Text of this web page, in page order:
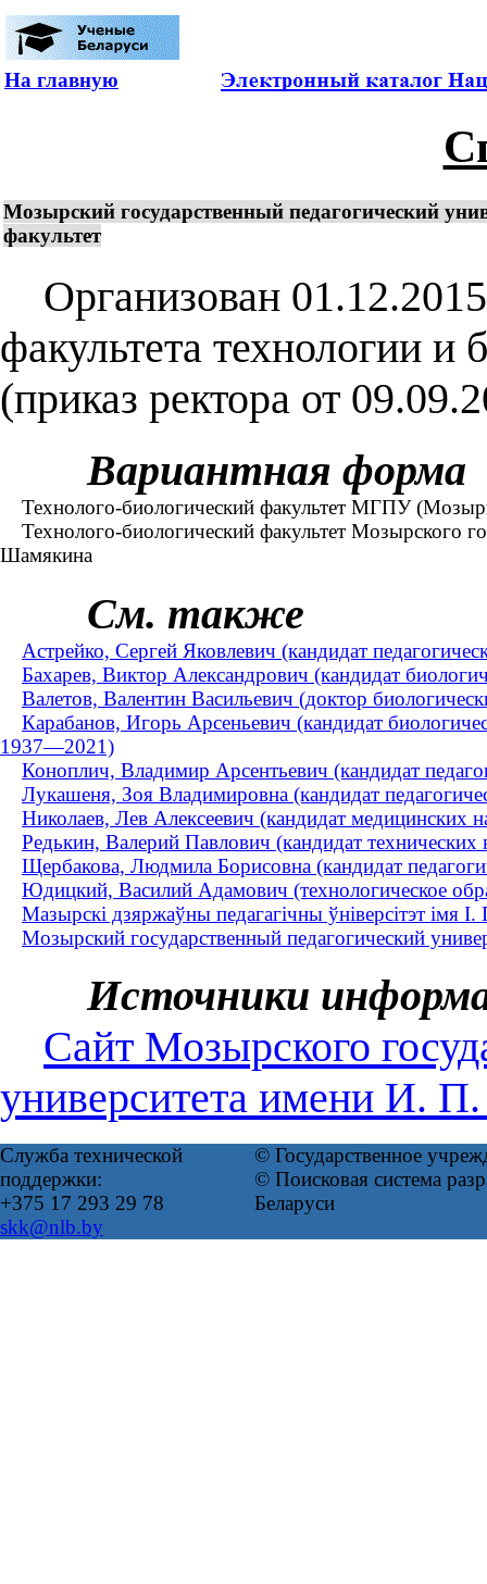
На главную
Мозырский государственный педагогический
факультет
Организован 01.12.2015
факультета технологии и
(приказ ректора от
Вариантная форма
Технолого-биологический факультет МГПУ
Технолого-биологический факультет Мозырского
Шамякина
См. также
Астрейко, Сергей Яковлевич (кандидат
Бахарев, Виктор Александрович (кандидат
Валетов, Валентин Васильевич (доктор
Карабанов, Игорь Арсеньевич (кандидат
1937—2021)
Коноплич, Владимир Арсентьевич (кандидат
Лукашеня, Зоя Владимировна (кандидат
Николаев, Лев Алексеевич (кандидат медицинских
Редькин, Валерий Павлович (кандидат
Щербакова, Людмила Борисовна (кандидат
Юдицкий, Василий Адамович (технологическое
Мазырскі дзяржаўны педагагічны ўніверсітэт імя
Мозырский государственный педагогический
Источники
Сайт Мозырского
университета имени И.
Служба технической
поддержки:
+375 17 293 29 78
skk@nlb.by
© Государственное
© Поисковая система
Беларуси